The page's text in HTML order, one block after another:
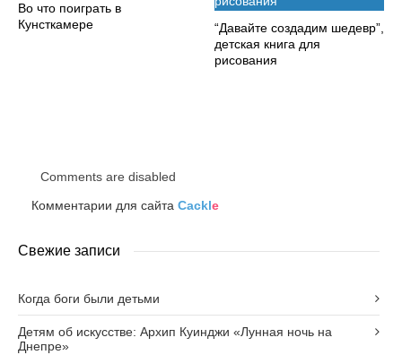
Во что поиграть в
Кунсткамере
“Давайте создадим шедевр”,
детская книга для
рисования
Comments are disabled
Комментарии для сайта Cackle
Свежие записи
Когда боги были детьми
Детям об искусстве: Архип Куинджи «Лунная ночь на
Днепре»